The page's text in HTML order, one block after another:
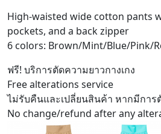
High-waisted wide cotton pants
pockets, and a back zipper
6 colors: Brown/Mint/Blue/Pink/
ฟรี! บริการตัดความยาวกางเกง
Free alterations service
ไม่รับคืนและเปลี่ยนสินค้า หากมีการ
No change/refund after any